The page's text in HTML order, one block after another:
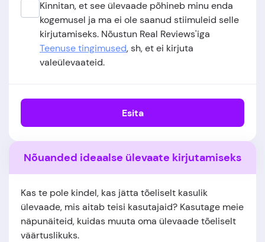
Kinnitan, et see ülevaade põhineb minu enda
kogemusel ja ma ei ole saanud stiimuleid selle
kirjutamiseks. Nõustun Real Reviews'iga
Teenuse tingimused, sh, et ei kirjuta
valeülevaateid.
Esita
Nõuanded ideaalse ülevaate kirjutamiseks
Kas te pole kindel, kas jätta tõeliselt kasulik
ülevaade, mis aitab teisi kasutajaid? Kasutage meie
näpunäiteid, kuidas muuta oma ülevaade tõeliselt
väärtuslikuks.